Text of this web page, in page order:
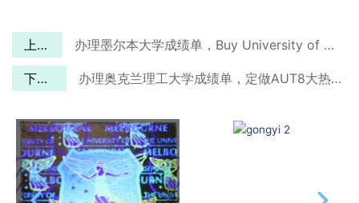
上一篇 办理墨尔本大学成绩单，Buy University of Melbourne Transcripts
下一篇 办理奥克兰理工大学成绩单，定做AUT8大热门专业成绩单